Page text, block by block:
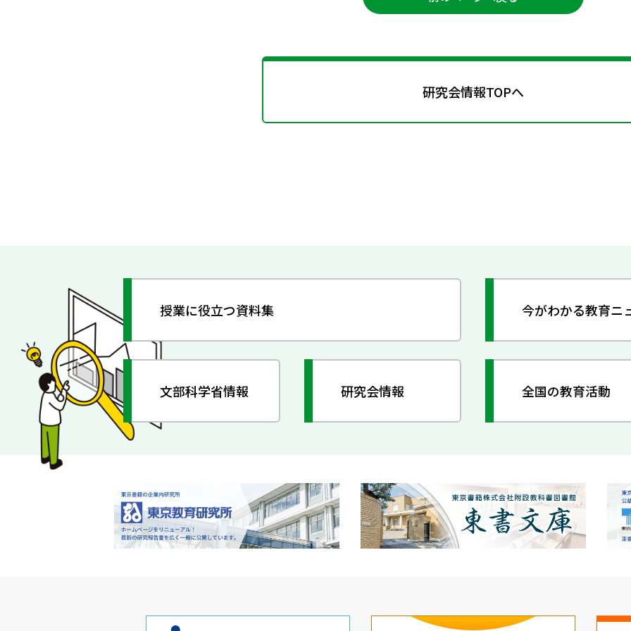
研究会情報TOPへ
授業に役立つ資料集 今がわかる教育ニ
文部科学省情報 研究会情報 全国の教育活動